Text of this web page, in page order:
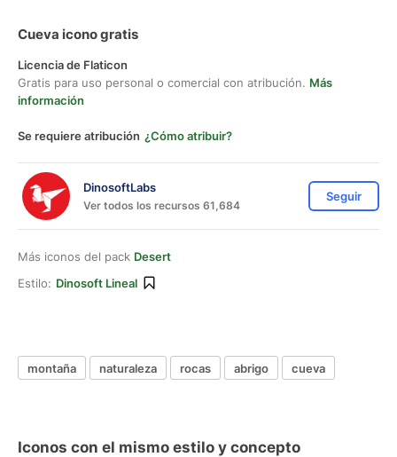
Cueva icono gratis
Licencia de Flaticon
Gratis para uso personal o comercial con atribución. Más
información
Se requiere atribución ¿Cómo atribuir?
DinosoftLabs
Ver todos los recursos 61,684
Seguir
Más iconos del pack Desert
Estilo: Dinosoft Lineal
montaña naturaleza rocas abrigo cueva
Iconos con el mismo estilo y concepto